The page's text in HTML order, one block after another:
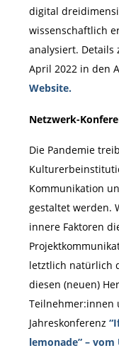
digital
wissenschaftlich
analysiert. Details
April 2022 in den
Website.
Netzwerk-
Die Pandemie
Kommunikation
gestaltet werden.
innere Faktoren
letztlich natürlich
diesen (neuen)
Teilnehmer:innen
Jahreskonferenz
lemonade” –